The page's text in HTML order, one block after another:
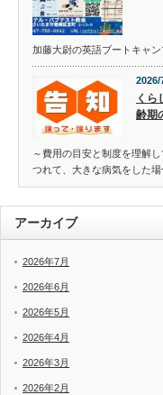
加藤大尉の英語ブートキャ
2026/
くら
齢期
～費用の目安と制度を理解
つれて、大きな病気をした場
アーカイブ
2026年7月
2026年6月
2026年5月
2026年4月
2026年3月
2026年2月